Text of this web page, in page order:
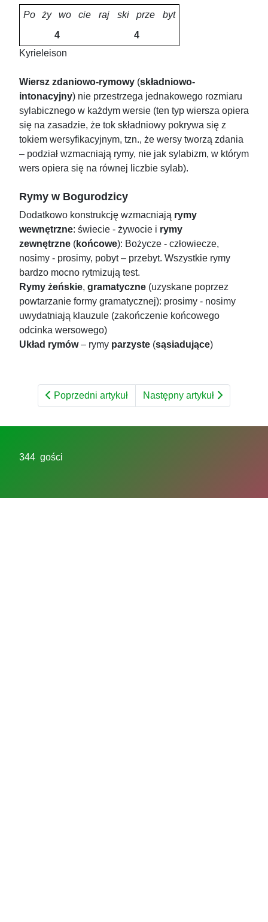
Po ży wo cie raj ski prze
byt
4
4
Kyrieleison
Wiersz zdaniowo-rymowy (składniowo-
intonacyjny) nie przestrzega jednakowego rozmiaru
sylabicznego w każdym wersie (ten typ wiersza opiera
się na zasadzie, że tok składniowy pokrywa się z
tokiem wersyfikacyjnym, tzn., że wersy tworzą zdania
– podział wzmacniają rymy, nie jak sylabizm, w którym
wers opiera się na równej liczbie sylab).
Rymy w Bogurodzicy
Dodatkowo konstrukcję wzmacniają rymy
wewnętrzne: świecie - żywocie i rymy
zewnętrzne (końcowe): Bożycze - człowiecze,
nosimy - prosimy, pobyt – przebyt. Wszystkie rymy
bardzo mocno rytmizują test.
Rymy żeńskie, gramatyczne (uzyskane poprzez
powtarzanie formy gramatycznej): prosimy - nosimy
uwydatniają klauzule (zakończenie końcowego
odcinka wersowego)
Układ rymów– rymy parzyste (sąsiadujące)
Poprzedni artykuł Następny artykuł
344 gości